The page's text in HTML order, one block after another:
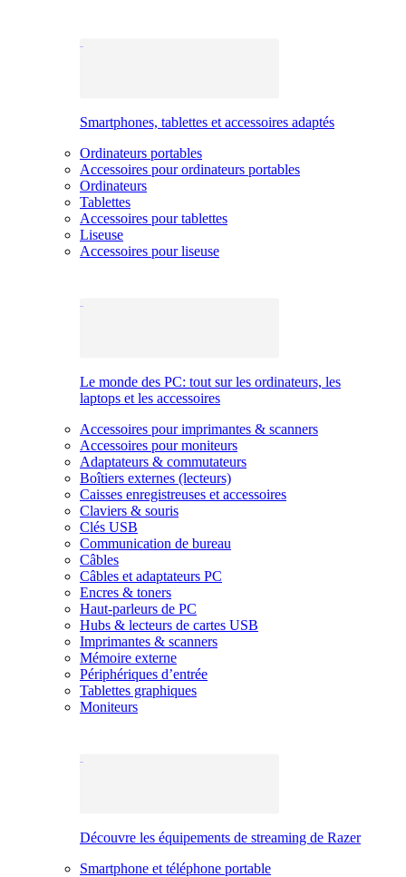
Smartphones, tablettes et accessoires adaptés
Ordinateurs portables
Accessoires pour ordinateurs portables
Ordinateurs
Tablettes
Accessoires pour tablettes
Liseuse
Accessoires pour liseuse
Le monde des PC: tout sur les ordinateurs, les
laptops et les accessoires
Accessoires pour imprimantes & scanners
Accessoires pour moniteurs
Adaptateurs & commutateurs
Boîtiers externes (lecteurs)
Caisses enregistreuses et accessoires
Claviers & souris
Clés USB
Communication de bureau
Câbles
Câbles et adaptateurs PC
Encres & toners
Haut-parleurs de PC
Hubs & lecteurs de cartes USB
Imprimantes & scanners
Mémoire externe
Périphériques d’entrée
Tablettes graphiques
Moniteurs
Découvre les équipements de streaming de Razer
Smartphone et téléphone portable